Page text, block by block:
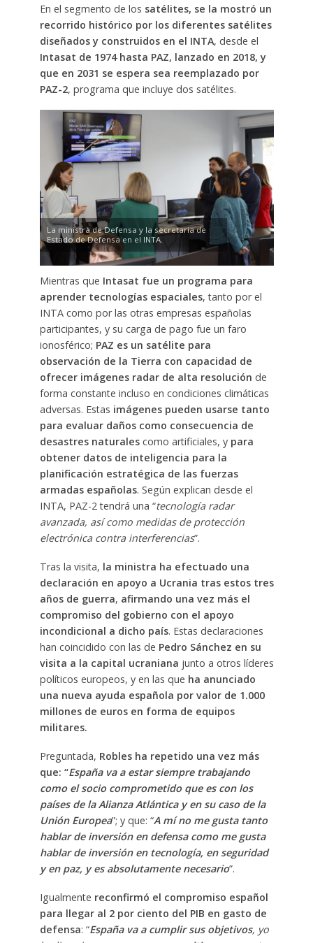
En el segmento de los satélites, se la mostró un
recorrido histórico por los diferentes satélites
diseñados y construidos en el INTA, desde el
Intasat de 1974 hasta PAZ, lanzado en 2018, y
que en 2031 se espera sea reemplazado por
PAZ-2, programa que incluye dos satélites.
La ministra de Defensa y la secretaria de
Estado de Defensa en el INTA.
Mientras que Intasat fue un programa para
aprender tecnologías espaciales, tanto por el
INTA como por las otras empresas españolas
participantes, y su carga de pago fue un faro
ionosférico; PAZ es un satélite para
observación de la Tierra con capacidad de
ofrecer imágenes radar de alta resolución de
forma constante incluso en condiciones climáticas
adversas. Estas imágenes pueden usarse tanto
para evaluar daños como consecuencia de
desastres naturalescomo artificiales, ypara
obtener datos de inteligencia para la
planificación estratégica de las fuerzas
armadas españolas. Según explican desde el
INTA, PAZ-2 tendrá una “tecnología radar
avanzada, así como medidas de protección
electrónica contra interferencias”.
Tras la visita, la ministra ha efectuado una
declaración en apoyo a Ucrania tras estos tres
años de guerra, afirmando una vez más el
compromiso del gobierno con el apoyo
incondicional a dicho país. Estas declaraciones
han coincidido con las de Pedro Sánchez en su
visita a la capital ucraniana junto a otros líderes
políticos europeos, y en las que ha anunciado
una nueva ayuda española por valor de 1.000
millones de euros en forma de equipos
militares.
Preguntada, Robles ha repetido una vez más
que: “España va a estar siempre trabajando
como el socio comprometido que es con los
países de la Alianza Atlántica y en su caso de la
Unión Europea”; y que: “A mí no me gusta tanto
hablar de inversión en defensa como me gusta
hablar de inversión en tecnología, en seguridad
y en paz, y es absolutamente necesario”.
Igualmente reconfirmó el compromiso español
para llegar al 2 por ciento del PIB en gasto de
defensa: “España va a cumplir sus objetivos, yo